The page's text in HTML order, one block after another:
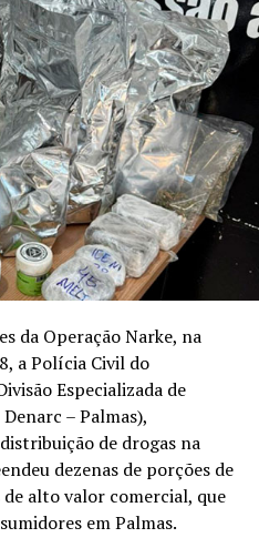
da Operação Narke, na
a Polícia Civil do
Especializada de
– Palmas),
de drogas na
dezenas de porções de
alto valor comercial, que
em Palmas.